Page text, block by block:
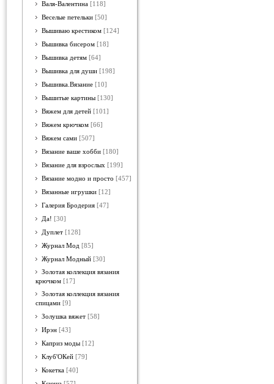
Валя-Валентина [118]
Веселые петельки [50]
Вышиваю крестиком [124]
Вышивка бисером [18]
Вышивка детям [64]
Вышивка для души [198]
Вышивка.Вязание [10]
Вышитые картины [130]
Вяжем для детей [101]
Вяжем крючком [66]
Вяжем сами [507]
Вязание ваше хобби [180]
Вязание для взрослых [199]
Вязание модно и просто [457]
Вязанные игрушки [12]
Галерия Бродерия [47]
Да! [30]
Дуплет [128]
Журнал Мод [85]
Журнал Модный [30]
Золотая коллекция вязания
крючком [17]
Золотая коллекция вязания
спицами [9]
Золушка вяжет [58]
Ирэн [43]
Каприз моды [12]
Клуб'ОКей [79]
Кокетка [40]